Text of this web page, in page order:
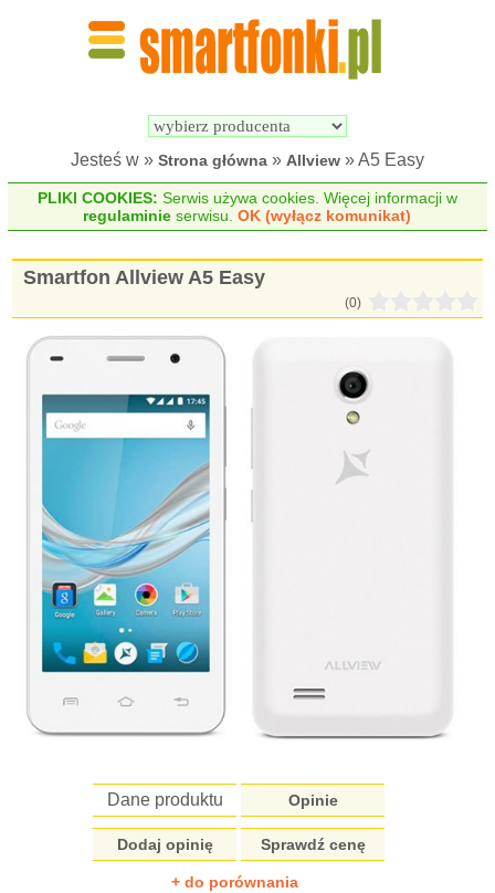
Jesteś w » Strona główna » Allview » A5 Easy
PLIKI COOKIES: Serwis używa cookies. Więcej informacji w
regulaminie serwisu.OK (wyłącz komunikat)
Smartfon Allview A5 Easy
(0)
Dane produktu Opinie
Dodaj opinię Sprawdź cenę
+ do porównania